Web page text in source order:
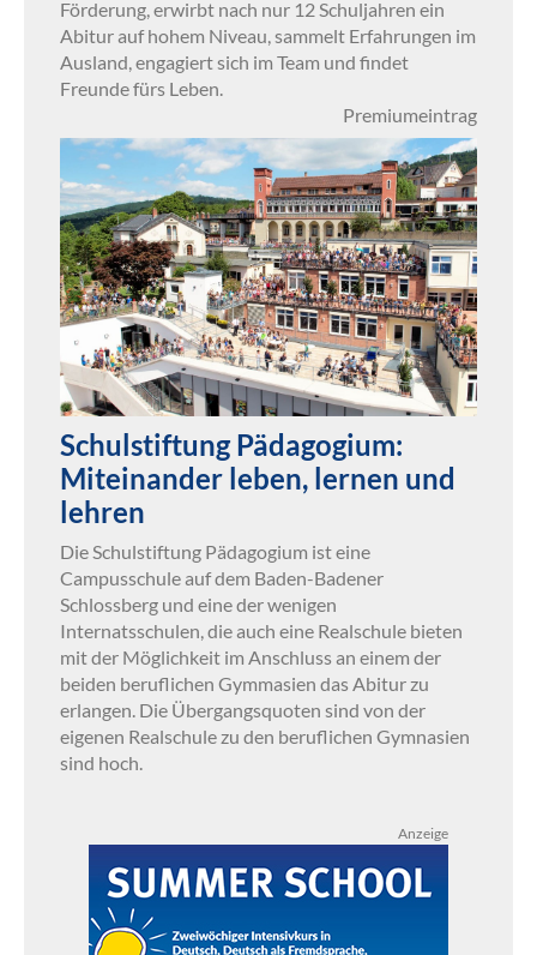
Förderung, erwirbt nach nur 12 Schuljahren ein
Abitur auf hohem Niveau, sammelt Erfahrungen im
Ausland, engagiert sich im Team und findet
Freunde fürs Leben.
Premiumeintrag
Schulstiftung Pädagogium:
Miteinander leben, lernen und
lehren
Die Schulstiftung Pädagogium ist eine
Campusschule auf dem Baden-Badener
Schlossberg und eine der wenigen
Internatsschulen, die auch eine Realschule bieten
mit der Möglichkeit im Anschluss an einem der
beiden beruflichen Gymmasien das Abitur zu
erlangen. Die Übergangsquoten sind von der
eigenen Realschule zu den beruflichen Gymnasien
sind hoch.
Anzeige